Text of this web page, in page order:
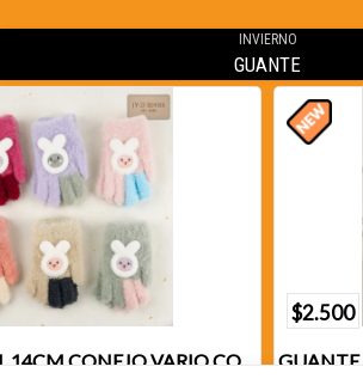
INVIERNO
GUANTE
GUANTE INFATIL 14CM CONEJO VARIO COLORES X1
$2.500